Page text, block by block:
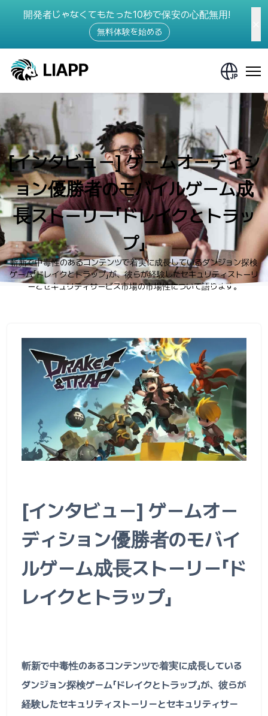
開発者じゃなくてもたった10秒で保安の心配無用!
無料体験を始める
[インタビュー] ゲームオーディシ
ョン優勝者のモバイルゲーム成
長ストーリー「ドレイクとトラッ
プ」
斬新で中毒性のあるコンテンツで着実に成長しているダンジョン探検
ゲーム「ドレイクとトラップ」が、彼らが経験したセキュリティストーリ
ーとセキュリティサービス市場の市場性について語ります。
[インタビュー] ゲームオー
ディション優勝者のモバイ
ルゲーム成長ストーリー「ド
レイクとトラップ」
斬新で中毒性のあるコンテンツで着実に成長している
ダンジョン探検ゲーム「ドレイクとトラップ」が、彼らが
経験したセキュリティストーリーとセキュリティサー